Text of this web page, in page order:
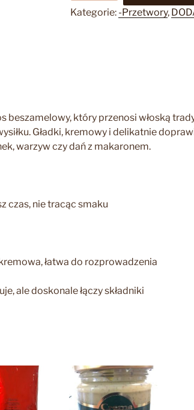
besciamella
Chef
Kategorie: -Przetwory,
beszamelowy, który przenosi włoską
Gładki, kremowy i delikatnie
warzyw czy dań z makaronem.
czas, nie tracąc smaku
łatwa do rozprowadzenia
ale doskonale łączy składniki